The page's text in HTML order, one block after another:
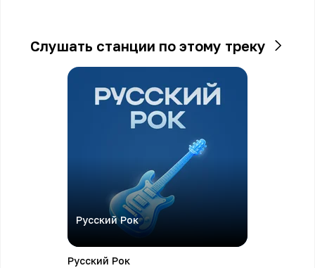
Слушать станции по этому треку
Русский Рок
Русский Рок